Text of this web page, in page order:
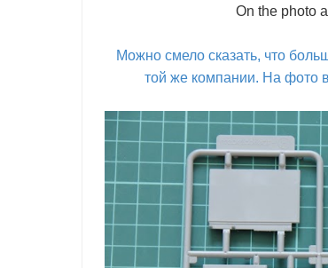
On the photo
Можно смело сказать, что
той же компании. На фото